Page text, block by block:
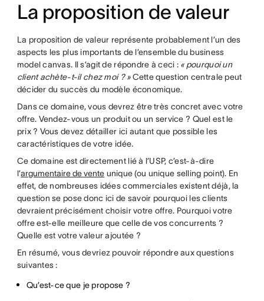
La proposition de valeur
La proposition de valeur représente probablement l’un des
aspects les plus importants de l’ensemble du business
model canvas. Il s’agit de répondre à ceci : « pourquoi un
client achète-t-il chez moi ? »Cette question centrale peut
décider du succès du modèle économique.
Dans ce domaine, vous devrez être très concret avec votre
offre. Vendez-vous un produit ou un service ? Quel est le
prix ? Vous devez détailler ici autant que possible les
caractéristiques de votre idée.
Ce domaine est directement lié à l’USP, c’est-à-dire
l’argumentaire de vente unique (ou unique selling point). En
effet, de nombreuses idées commerciales existent déjà, la
question se pose donc ici de savoir pourquoi les clients
devraient précisément choisir votre offre. Pourquoi votre
offre est-elle meilleure que celle de vos concurrents ?
Quelle est votre valeur ajoutée ?
En résumé, vous devriez pouvoir répondre aux questions
suivantes :
Qu’est-ce que je propose ?